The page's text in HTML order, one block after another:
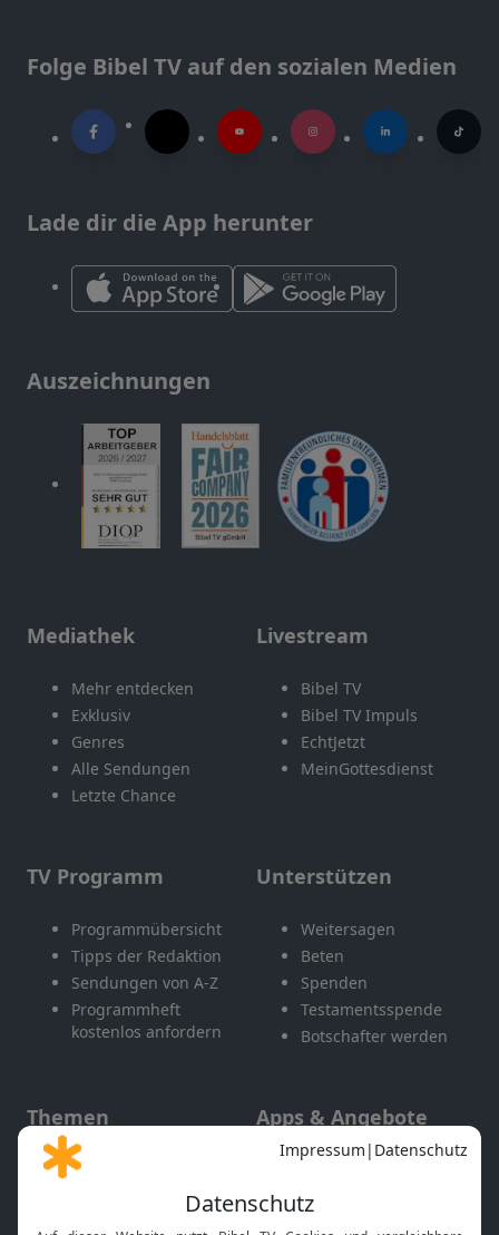
Folge Bibel TV auf den sozialen Medien
Lade dir die App herunter
Auszeichnungen
Mediathek
Mehr entdecken
Exklusiv
Genres
Alle Sendungen
Letzte Chance
Livestream
Bibel TV
Bibel TV Impuls
EchtJetzt
MeinGottesdienst
TV Programm
Programmübersicht
Tipps der Redaktion
Sendungen von A-Z
Programmheft
kostenlos anfordern
Unterstützen
Weitersagen
Beten
Spenden
Testamentsspende
Botschafter werden
Themen
Gott und Bibel erklärt
Apps & Angebote
Mobile App